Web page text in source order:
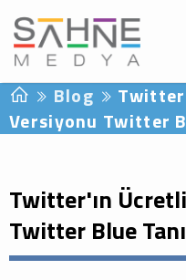
Blog
Versiyonu Twitter
Twitter'ın
Twitter Blue